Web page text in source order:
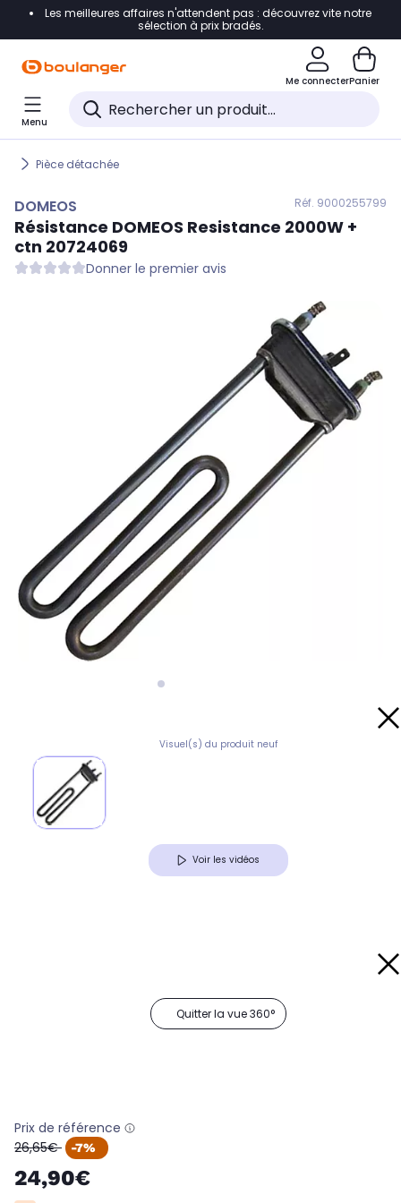
Accéder directement à la navigation
Accéder directement au pied de page
Accéder directement au chatbot
Les meilleures affaires n'attendent pas : découvrez vite notre
sélection à prix bradés.
Me connecterPanier
Menu
Pièce détachée
DOMEOS Réf. 9000255799
Résistance DOMEOS Resistance 2000W +
ctn 20724069
Donner le premier avis
Visuel(s) du produit neuf
Voir les vidéos
Quitter la vue 360°
Prix de référence
oldPrice
26,65€ -7%
24,90€